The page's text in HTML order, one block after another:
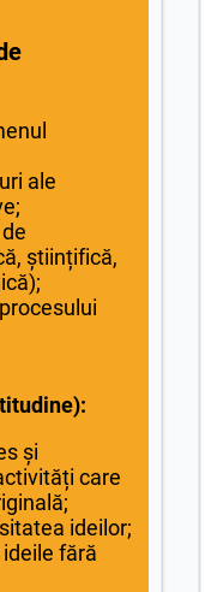
ale
științifică,
și
care
ideilor;
fără